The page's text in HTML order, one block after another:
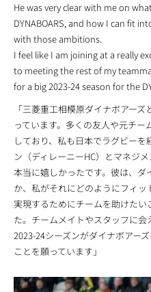
He was very clear with me on
DYNABOARS, and how I can fit
with those ambitions.
I feel like I am joining at a really
to meeting the rest of my
for a big 2023-24 season for the
「三菱重工相模原ダイナボアー
っています。多くの友人や元チ
しており、私も日本でラグビー
ン（ディレーニーHC）とマネジ
本当に嬉しかったです。彼は、ダ
か、私がそれにどのようにフィ
実現するためにチームを助けた
た。チームメイトやスタッフに会
2023-24シーズンがダイナボアー
ことを願っています」